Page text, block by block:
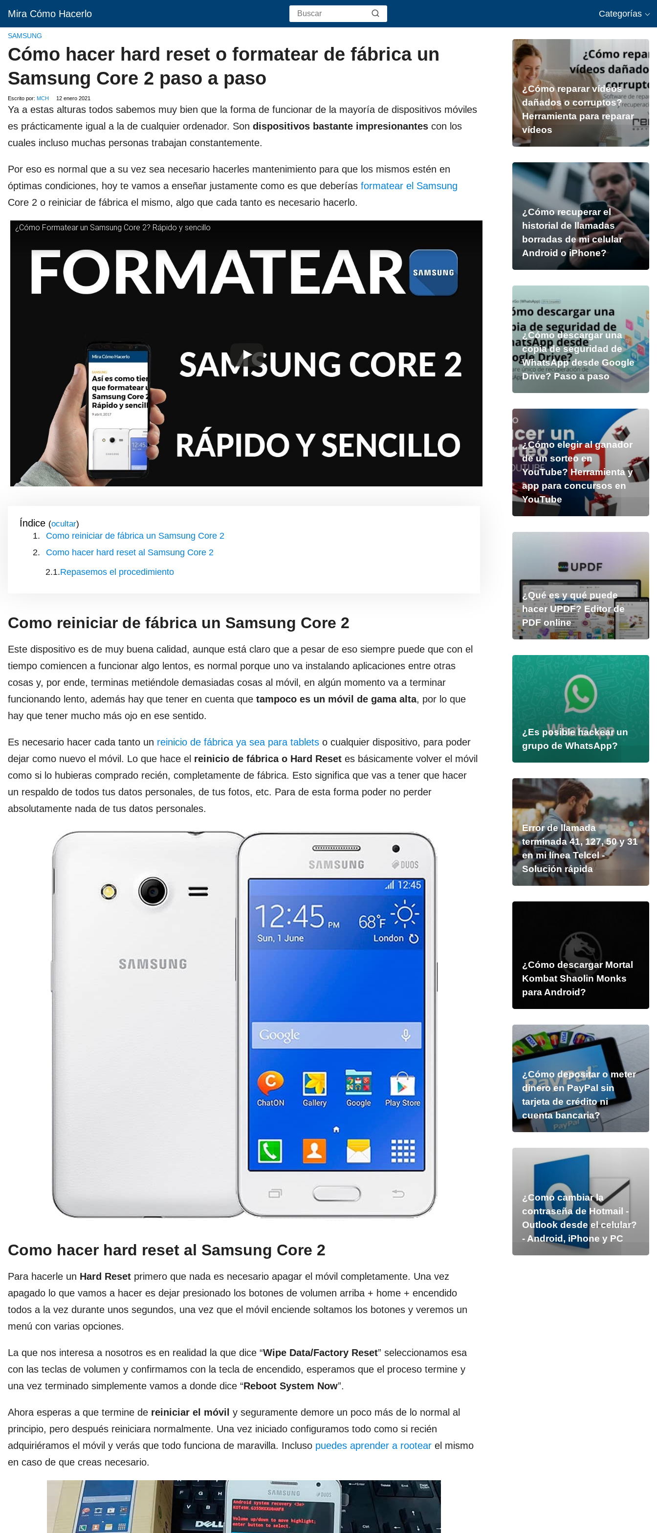
Mira Cómo Hacerlo Categorías
SAMSUNG
Cómo hacer hard reset o formatear de fábrica un
Samsung Core 2 paso a paso
Escrito por: MCH 12 enero 2021
Ya a estas alturas todos sabemos muy bien que la forma de funcionar de la mayoría de dispositivos móviles
es prácticamente igual a la de cualquier ordenador. Son dispositivos bastante impresionantes con los
cuales incluso muchas personas trabajan constantemente.
Por eso es normal que a su vez sea necesario hacerles mantenimiento para que los mismos estén en
óptimas condiciones, hoy te vamos a enseñar justamente como es que deberías formatear el Samsung
Core 2 o reiniciar de fábrica el mismo, algo que cada tanto es necesario hacerlo.
¿Cómo Formatear un Samsung Core 2? Rápido y sencillo
Índice ( )
Como reiniciar de fábrica un Samsung Core 2
Como hacer hard reset al Samsung Core 2
Repasemos el procedimiento
Como reiniciar de fábrica un Samsung Core 2
Este dispositivo es de muy buena calidad, aunque está claro que a pesar de eso siempre puede que con el
tiempo comiencen a funcionar algo lentos, es normal porque uno va instalando aplicaciones entre otras
cosas y, por ende, terminas metiéndole demasiadas cosas al móvil, en algún momento va a terminar
funcionando lento, además hay que tener en cuenta que tampoco es un móvil de gama alta, por lo que
hay que tener mucho más ojo en ese sentido.
Es necesario hacer cada tanto un reinicio de fábrica ya sea para tablets o cualquier dispositivo, para poder
dejar como nuevo el móvil. Lo que hace el reinicio de fábrica o Hard Reset es básicamente volver el móvil
como si lo hubieras comprado recién, completamente de fábrica. Esto significa que vas a tener que hacer
un respaldo de todos tus datos personales, de tus fotos, etc. Para de esta forma poder no perder
absolutamente nada de tus datos personales.
Como hacer hard reset al Samsung Core 2
Para hacerle un Hard Reset primero que nada es necesario apagar el móvil completamente. Una vez
apagado lo que vamos a hacer es dejar presionado los botones de volumen arriba + home + encendido
todos a la vez durante unos segundos, una vez que el móvil enciende soltamos los botones y veremos un
menú con varias opciones.
La que nos interesa a nosotros es en realidad la que dice “Wipe Data/Factory Reset” seleccionamos esa
con las teclas de volumen y confirmamos con la tecla de encendido, esperamos que el proceso termine y
una vez terminado simplemente vamos a donde dice “Reboot System Now”.
Ahora esperas a que termine de reiniciar el móvil y seguramente demore un poco más de lo normal al
principio, pero después reiniciara normalmente. Una vez iniciado configuramos todo como si recién
adquiriéramos el móvil y verás que todo funciona de maravilla. Incluso puedes aprender a rootear el mismo
en caso de que creas necesario.
¿Cómo reparar vídeos
dañados o corruptos?
Herramienta para reparar
vídeos
¿Cómo recuperar el
historial de llamadas
borradas de mi celular
Android o iPhone?
¿Cómo descargar una
copia de seguridad de
WhatsApp desde Google
Drive? Paso a paso
¿Cómo elegir al ganador
de un sorteo en
YouTube? Herramienta y
app para concursos en
YouTube
¿Qué es y qué puede
hacer UPDF? Editor de
PDF online
¿Es posible hackear un
grupo de WhatsApp?
Error de llamada
terminada 41, 127, 50 y 31
en mi línea Telcel -
Solución rápida
¿Cómo descargar Mortal
Kombat Shaolin Monks
para Android?
¿Cómo depositar o meter
dinero en PayPal sin
tarjeta de crédito ni
cuenta bancaria?
¿Como cambiar la
contraseña de Hotmail -
Outlook desde el celular?
- Android, iPhone y PC